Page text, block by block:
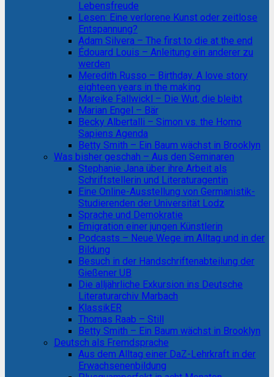
Lebensfreude
Lesen: Eine verlorene Kunst oder zeitlose
Entspannung?
Adam Silvera – The first to die at the end
Édouard Louis – Anleitung ein anderer zu
werden
Meredith Russo – Birthday. A love story
eighteen years in the making
Mareike Fallwickl – Die Wut, die bleibt
Marian Engel – Bär
Becky Albertalli – Simon vs. the Homo
Sapiens Agenda
Betty Smith – Ein Baum wächst in Brooklyn
Was bisher geschah – Aus den Seminaren
Stephanie Jana über ihre Arbeit als
Schriftstellerin und Literaturagentin
Eine Online-Ausstellung von Germanistik-
Studierenden der Universität Lodz
Sprache und Demokratie
Emigration einer jungen Künstlerin
Podcasts – Neue Wege im Alltag und in der
Bildung
Besuch in der Handschriftenabteilung der
Gießener UB
Die alljährliche Exkursion ins Deutsche
Literaturarchiv Marbach
KlassikER
Thomas Raab – Still
Betty Smith – Ein Baum wächst in Brooklyn
Deutsch als Fremdsprache
Aus dem Alltag einer DaZ-Lehrkraft in der
Erwachsenenbildung